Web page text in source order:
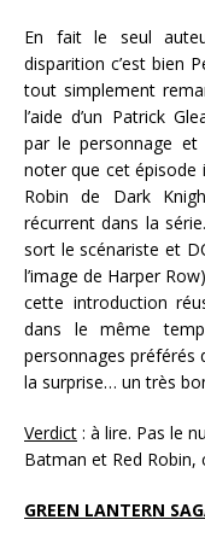
En fait le seul
disparition c’est bien
tout simplement
l’aide d’un Patrick
par le personnage et
noter que cet épisode
Robin de Dark
récurrent dans la
sort le scénariste et
l’image de Harper
cette introduction
dans le même
personnages préférés
la surprise… un très
Verdict : à lire. Pas le
Batman et Red Robin,
GREEN LANTERN